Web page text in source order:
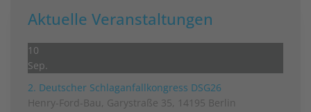
Aktuelle Veranstaltungen
10
Sep.
2. Deutscher Schlag­anfall­kongress DSG26
Henry-Ford-Bau, Garystraße 35, 14195 Berlin